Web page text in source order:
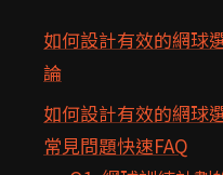
如何設計有效的網球
論
如何設計有效的網球
常見問題快速FAQ